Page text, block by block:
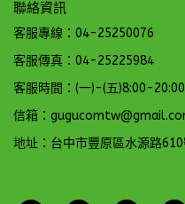
聯絡資訊
客服專線：04-25250076
客服傳真：04-25225984
客服時間：(一)-(五)8:00-
信箱：
地址：台中市豐原區水源路